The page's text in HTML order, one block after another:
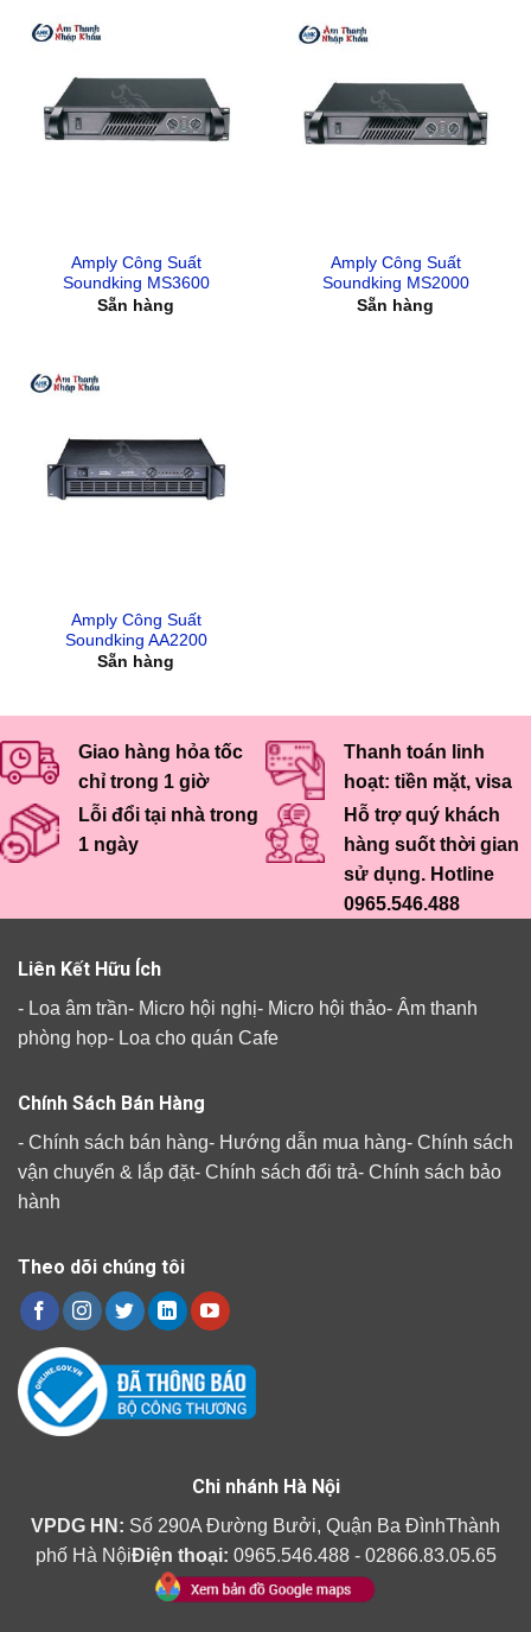
Amply Công Suất
Soundking MS3600
Sẵn hàng
Amply Công Suất
Soundking MS2000
Sẵn hàng
Amply Công Suất
Soundking AA2200
Sẵn hàng
Giao hàng hỏa tốc
chỉ trong 1 giờ
Thanh toán linh
hoạt: tiền mặt, visa
Lỗi đổi tại nhà trong
1 ngày
Hỗ trợ quý khách
hàng suốt thời gian
sử dụng. Hotline
0965.546.488
Liên Kết Hữu Ích
- Loa âm trần- Micro hội nghị- Micro hội thảo- Âm thanh
phòng họp- Loa cho quán Cafe
Chính Sách Bán Hàng
- Chính sách bán hàng- Hướng dẫn mua hàng- Chính sách
vận chuyển & lắp đặt- Chính sách đổi trả- Chính sách bảo
hành
Theo dõi chúng tôi
Chi nhánh Hà Nội
VPDG HN: Số 290A Đường Bưởi, Quận Ba ĐìnhThành
phố Hà NộiĐiện thoại: 0965.546.488 - 02866.83.05.65